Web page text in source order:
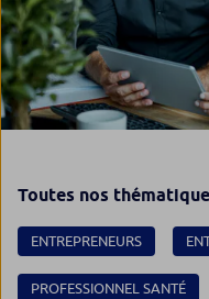
Toutes nos
ENTREPRENEURS
PROFESSIONNEL SANTÉ